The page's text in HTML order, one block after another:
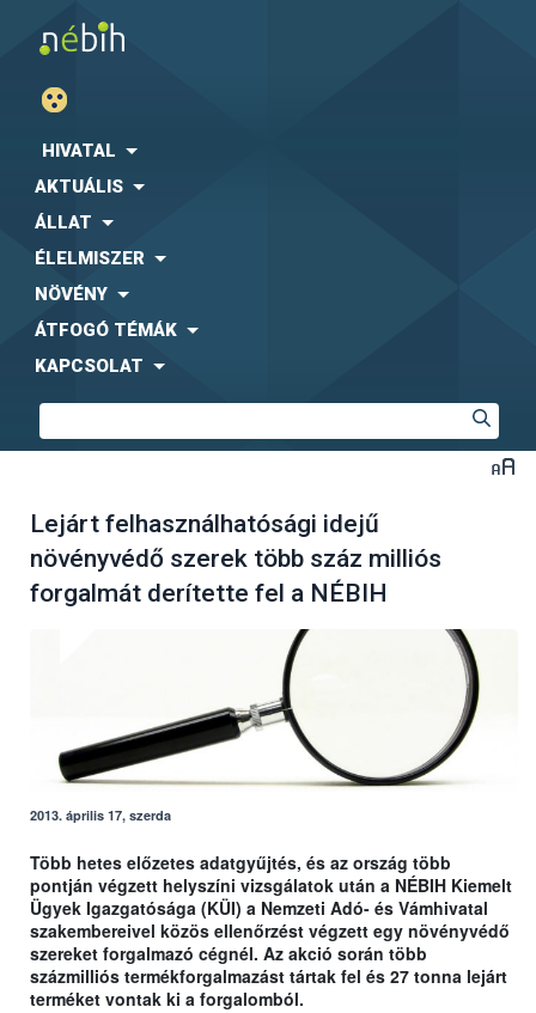
HIVATAL
AKTUÁLIS
ÁLLAT
ÉLELMISZER
NÖVÉNY
ÁTFOGÓ TÉMÁK
KAPCSOLAT
Lejárt felhasználhatósági idejű
növényvédő szerek több száz milliós
forgalmát derítette fel a NÉBIH
2013. április 17, szerda
Több hetes előzetes adatgyűjtés, és az ország több
pontján végzett helyszíni vizsgálatok után a NÉBIH Kiemelt
Ügyek Igazgatósága (KÜI) a Nemzeti Adó- és Vámhivatal
szakembereivel közös ellenőrzést végzett egy növényvédő
szereket forgalmazó cégnél. Az akció során több
százmilliós termékforgalmazást tártak fel és 27 tonna lejárt
terméket vontak ki a forgalomból.